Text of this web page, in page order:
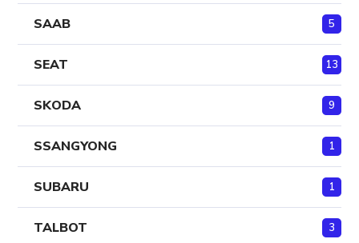
SAAB 5
SEAT 13
SKODA 9
SSANGYONG 1
SUBARU 1
TALBOT 3